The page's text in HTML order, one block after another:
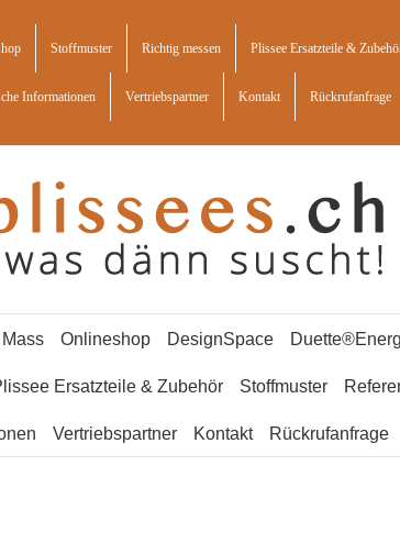
Stoffmuster Richtig messen Plissee Ersatzteile &
Informationen Vertriebspartner Kontakt Rückrufanfrage
Onlineshop DesignSpace
Ersatzteile & Zubehör Stoffmuster
Vertriebspartner Kontakt Rückrufanfrage